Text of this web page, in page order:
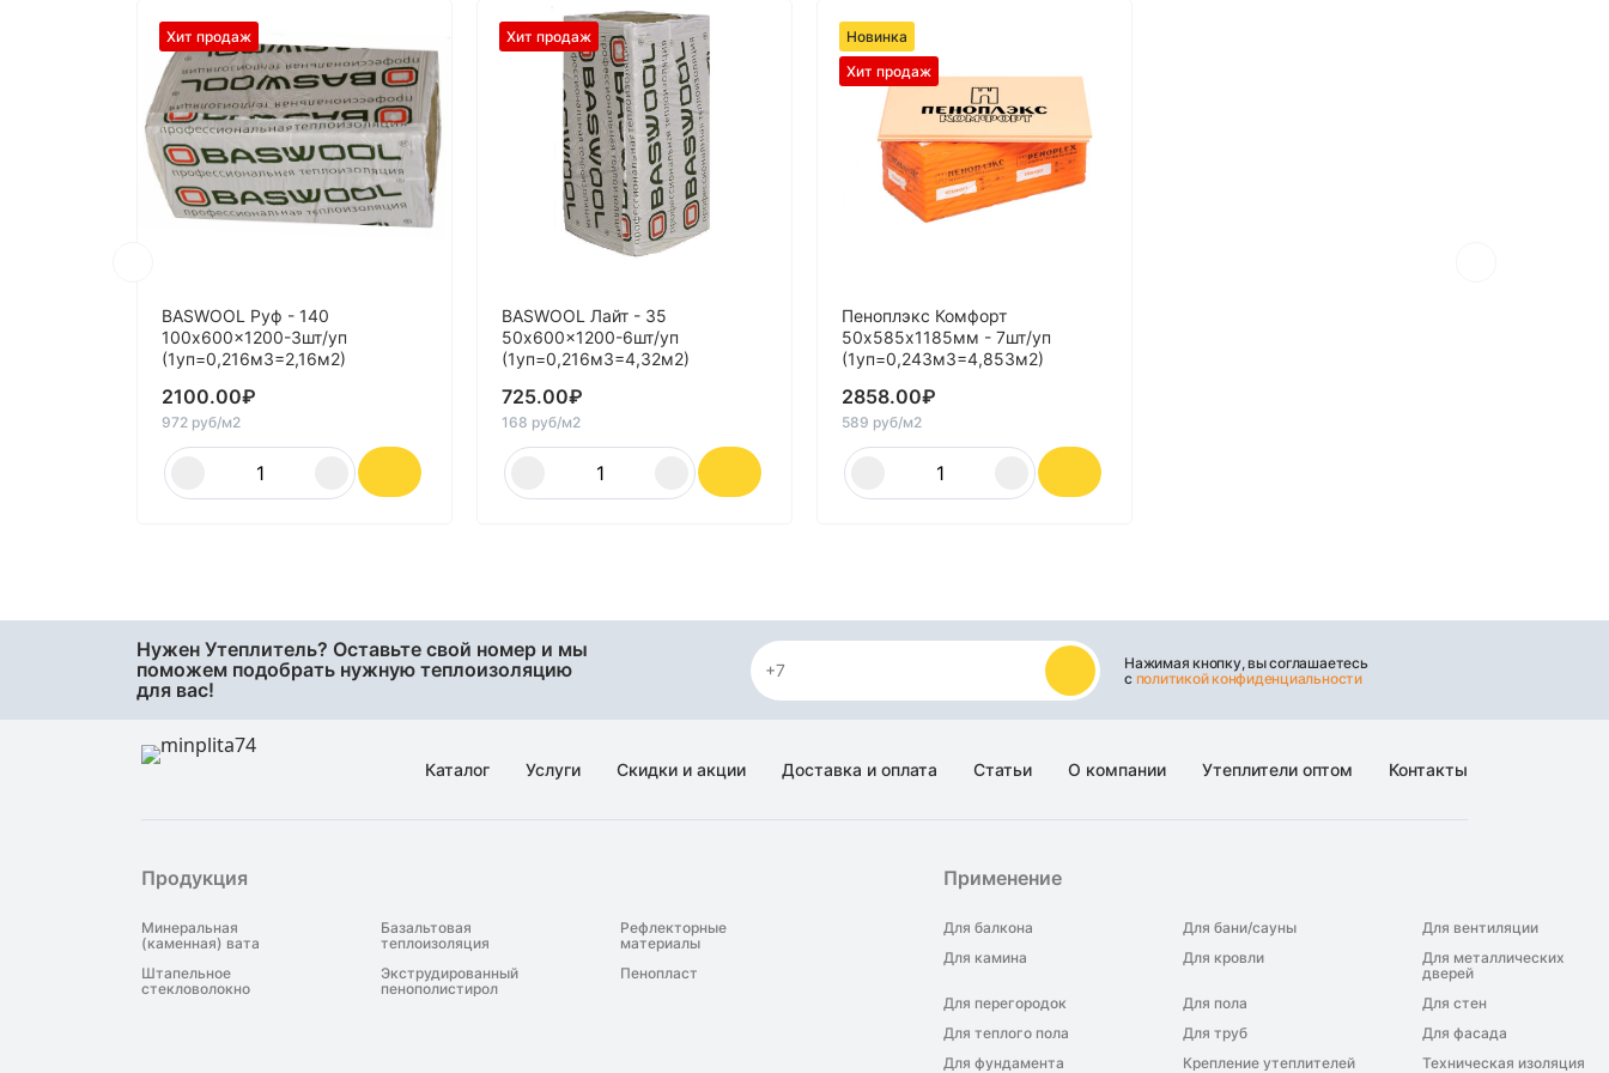
Хит продаж
BASWOOL Руф - 140
100x600x1200-3шт/уп
(1уп=0,216м3=2,16м2)
2100.00₽
972 руб/м2
Хит продаж
BASWOOL Лайт - 35
50x600x1200-6шт/уп
(1уп=0,216м3=4,32м2)
725.00₽
168 руб/м2
Новинка
Хит продаж
Пеноплэкс Комфорт
50х585х1185мм - 7шт/уп
(1уп=0,243м3=4,853м2)
2858.00₽
589 руб/м2
Нужен Утеплитель? Оставьте свой номер и мы
поможем подобрать нужную теплоизоляцию
для вас!
Нажимая кнопку, вы соглашаетесь
с политикой конфиденциальности
Каталог Услуги Скидки и акции Доставка и оплата Статьи О компании Утеплители оптом Контакты
Продукция
Минеральная
(каменная) вата
Базальтовая
теплоизоляция
Рефлекторные
материалы
Штапельное
стекловолокно
Экструдированный
пенополистирол
Пенопласт
Применение
Для балкона Для бани/сауны
Для вентиляции
Для камина
Для кровли
Для металлических
дверей
Для перегородок
Для пола
Для стен
Для теплого пола
Для труб
Для фасада
Для фундамента
Крепление утеплителей Техническая изоляция